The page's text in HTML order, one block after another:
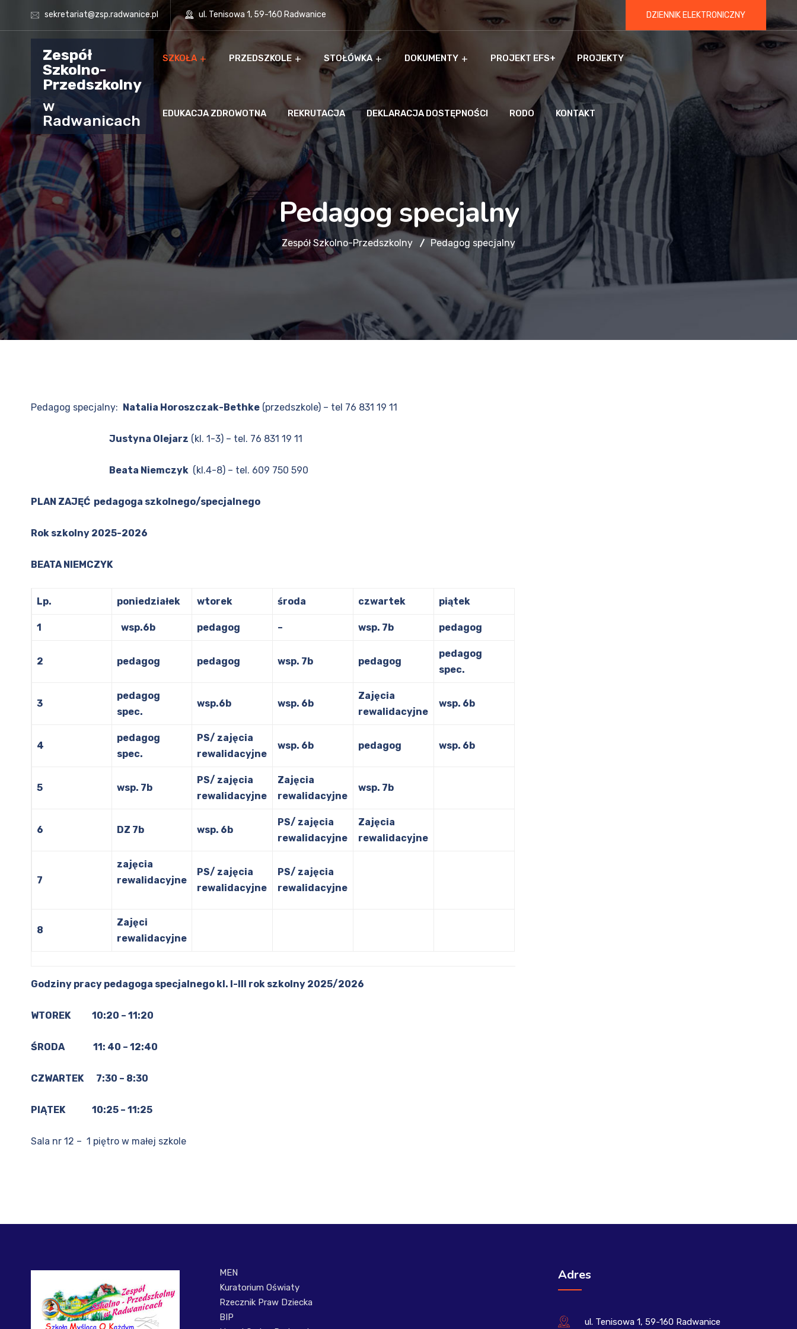
sekretariat@zsp.radwanice.pl ul. Tenisowa 1, 59-160 Radwanice DZIENNIK ELEKTRONICZNY
Zespół
Szkolno-
Przedszkolny
w
Radwanicach
SZKOŁA PRZEDSZKOLE STOŁÓWKA DOKUMENTY PROJEKT EFS+ PROJEKTY
EDUKACJA ZDROWOTNA REKRUTACJA DEKLARACJA DOSTĘPNOŚCI RODO KONTAKT
Pedagog specjalny
Zespół Szkolno-Przedszkolny Pedagog specjalny
Pedagog specjalny: Natalia Horoszczak-Bethke (przedszkole) – tel 76 831 19 11
Justyna Olejarz (kl. 1-3) – tel. 76 831 19 11
Beata Niemczyk (kl.4-8) – tel. 609 750 590
PLAN ZAJĘĆ pedagoga szkolnego/specjalnego
Rok szkolny 2025-2026
BEATA NIEMCZYK
Lp. poniedziałek wtorek środa czwartek piątek
1 wsp.6b pedagog – wsp. 7b pedagog
2 pedagog pedagog wsp. 7b pedagog
pedagog
spec.
3
pedagog
spec.
wsp.6b wsp. 6b
Zajęcia
rewalidacyjne
wsp. 6b
4
pedagog
spec.
PS/ zajęcia
rewalidacyjne
wsp. 6b pedagog wsp. 6b
5 wsp. 7b
PS/ zajęcia
rewalidacyjne
Zajęcia
rewalidacyjne
wsp. 7b
6 DZ 7b wsp. 6b
PS/ zajęcia
rewalidacyjne
Zajęcia
rewalidacyjne
7
zajęcia
rewalidacyjne
PS/ zajęcia
rewalidacyjne
PS/ zajęcia
rewalidacyjne
8
Zajęci
rewalidacyjne
Godziny pracy pedagoga specjalnego kl. I-III rok szkolny 2025/2026
WTOREK 10:20 – 11:20
ŚRODA 11: 40 – 12:40
CZWARTEK 7:30 – 8:30
PIĄTEK 10:25 – 11:25
Sala nr 12 – 1 piętro w małej szkole
MEN
Kuratorium Oświaty
Rzecznik Praw Dziecka
BIP
Adres
ul. Tenisowa 1, 59-160 Radwanice